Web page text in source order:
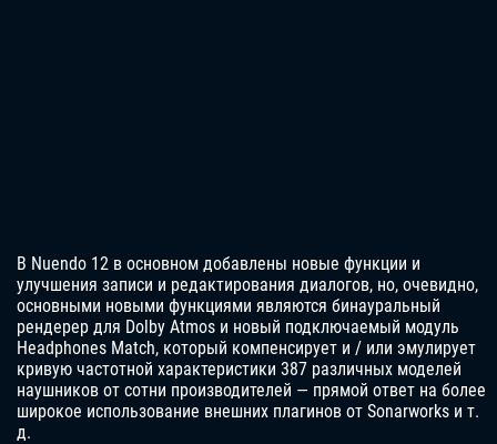
В Nuendo 12 в основном добавлены новые функции и
улучшения записи и редактирования диалогов, но, очевидно,
основными новыми функциями являются бинауральный
рендерер для Dolby Atmos и новый подключаемый модуль
Headphones Match, который компенсирует и / или эмулирует
кривую частотной характеристики 387 различных моделей
наушников от сотни производителей — прямой ответ на более
широкое использование внешних плагинов от Sonarworks и т.
д.